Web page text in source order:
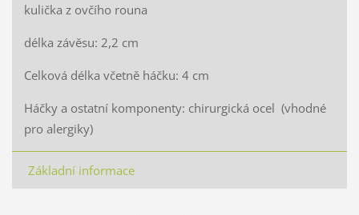
kulička z ovčího rouna
délka závěsu: 2,2 cm
Celková délka včetně háčku: 4 cm
Háčky a ostatní komponenty: chirurgická ocel (vhodné
pro alergiky)
Základní informace